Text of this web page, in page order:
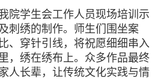
学生会工作人员现场培训示
刺绣的制作。师生们围坐案
、穿针引线，将祝愿细细串入
，绣在绣布上。众多作品最终
人长辈，让传统文化实践与情